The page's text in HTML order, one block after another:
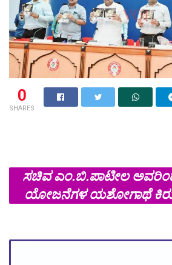
0
SHARES
ಸಚಿವ ಎಂ.ಬಿ.ಪಾಟೀಲ
ಯೋಜನೆಗಳ ಯಶೋಗಾಥೆ